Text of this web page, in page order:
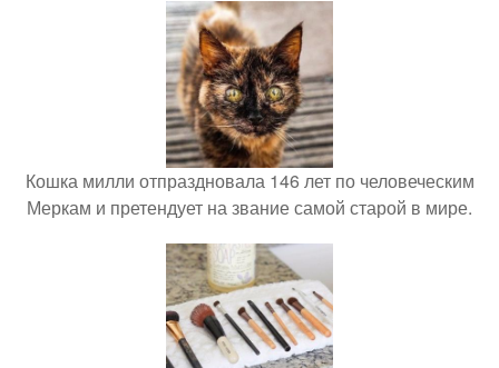
Кошка милли отпраздновала 146 лет по человеческим
Меркам и претендует на звание самой старой в мире.